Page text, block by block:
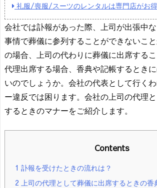
礼服/喪服/スーツのレンタルは専門店がお得
会社では訃報があった際、上司が出張中
事情で葬儀に参列することができないこ
の場合、上司の代わりに葬儀に出席するこ
代理出席する場合、香典や記帳するとき
いのでしょうか。会社の代表として行く
ー違反では困ります。会社の上司の代理
するときのマナーをご紹介します。
Contents
1 訃報を受けたときの流れは？
2 上司の代理として葬儀に出席するときの香